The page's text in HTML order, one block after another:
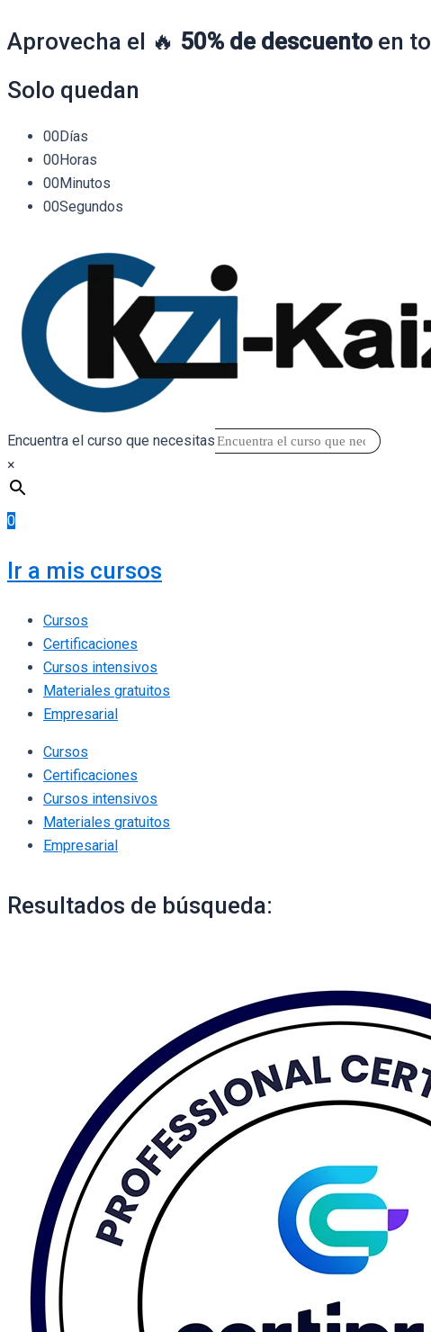
Aprovecha el 🔥 50% de descuento en
Solo quedan
00Días
00Horas
00Minutos
00Segundos
Encuentra el curso que necesitas
×
0
Ir a mis cursos
Cursos
Certificaciones
Cursos intensivos
Materiales gratuitos
Empresarial
Cursos
Certificaciones
Cursos intensivos
Materiales gratuitos
Empresarial
Resultados de búsqueda: